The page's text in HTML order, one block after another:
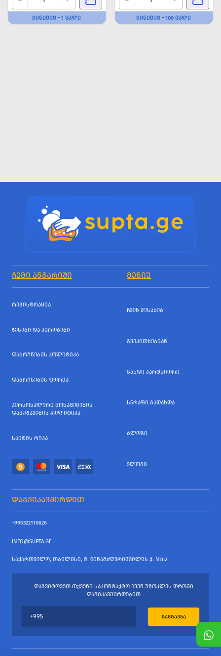
ᲛᲘᲜᲘᲛᲣᲛ - 1 ᲪᲐᲚᲘ ᲛᲘᲜᲘᲛᲣᲛ - 100 ᲪᲐᲚᲘ
ᲩᲔᲛᲘ ᲐᲜᲒᲐᲠᲘᲨᲘ ᲛᲔᲜᲘᲣ
ᲠᲔᲒᲘᲡᲢᲠᲐᲪᲘᲐ
ᲬᲔᲡᲔᲑᲘ ᲓᲐ ᲞᲘᲠᲝᲑᲔᲑᲘ
ᲓᲐᲑᲠᲣᲜᲔᲑᲘᲡ ᲞᲝᲚᲘᲢᲘᲙᲐ
ᲓᲐᲑᲠᲣᲜᲔᲑᲘᲡ ᲤᲝᲠᲛᲐ
ᲞᲔᲠᲡᲝᲜᲐᲚᲣᲠᲘ ᲛᲝᲜᲐᲪᲔᲛᲔᲑᲘᲡ
ᲓᲐᲛᲣᲨᲐᲕᲔᲑᲘᲡ ᲞᲝᲚᲘᲢᲘᲙᲐ
ᲡᲐᲘᲢᲘᲡ ᲠᲣᲙᲐ
ᲩᲕᲔᲜ ᲨᲔᲡᲐᲮᲔᲑ
ᲒᲕᲔᲙᲘᲗᲮᲔᲑᲘᲐᲜ
ᲒᲐᲮᲓᲘ ᲞᲐᲠᲢᲜᲘᲝᲠᲘ
ᲡᲬᲠᲐᲤᲘ ᲒᲐᲓᲐᲮᲓᲐ
ᲑᲚᲝᲒᲘ
ᲕᲚᲝᲒᲘ
ᲓᲐᲒᲕᲘᲙᲐᲕᲨᲘᲠᲓᲘᲗ
+995322110626
INFO@SUPTA.GE
ᲡᲐᲥᲐᲠᲗᲕᲔᲚᲝ, ᲗᲑᲘᲚᲘᲡᲘ, Მ. ᲬᲘᲜᲐᲛᲫᲦᲕᲠᲘᲨᲕᲘᲚᲘᲡ Ქ. N162
ᲓᲐᲒᲕᲘᲢᲝᲕᲔᲗ ᲗᲥᲕᲔᲜᲘ ᲡᲐᲙᲝᲜᲢᲐᲥᲢᲝ ᲩᲕᲔᲜ ᲣᲛᲝᲙᲚᲔᲡ ᲓᲠᲝᲨᲘ
ᲓᲐᲒᲘᲙᲐᲕᲨᲘᲠᲓᲔᲑᲘᲗ
ᲒᲐᲒᲖᲐᲕᲜᲐ